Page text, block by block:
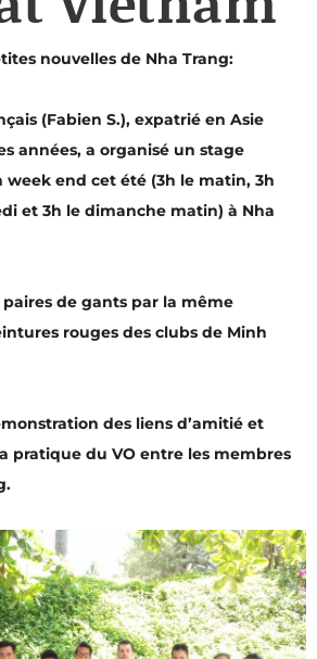
nouvelles de Nha Trang:
(Fabien S.), expatrié en Asie
années, a organisé un stage
end cet été (3h le matin, 3h
et 3h le dimanche matin) à Nha
de gants par la même
rouges des clubs de Minh
des liens d’amitié et
pratique du VO entre les membres